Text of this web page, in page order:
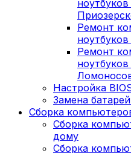
ноутбуков
Ремонт
Ремонт
ноутбуков
Настройка
Замена
Сборка
Сборка
дому
Сборка